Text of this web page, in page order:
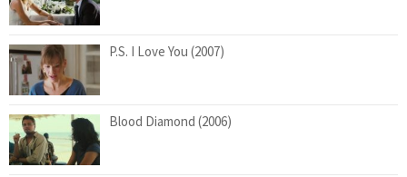
P.S. I Love You (2007)
Blood Diamond (2006)